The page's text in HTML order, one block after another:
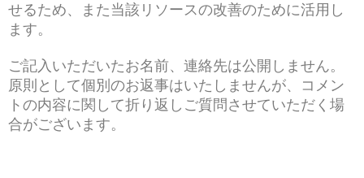
せるため、また当該リソースの改善のために活⽤し
ます。
ご記⼊いただいたお名前、連絡先は公開しません。
原則として個別のお返事はいたしませんが、コメン
トの内容に関して折り返しご質問させていただく場
合がございます。